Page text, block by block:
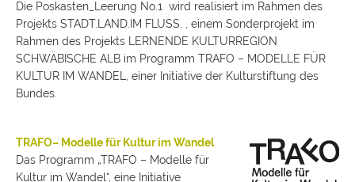
Die Poskasten_Leerung No.1 wird realisiert im Rahmen des
Projekts STADT.LAND.IM FLUSS. , einem Sonderprojekt im
Rahmen des Projekts LERNENDE KULTURREGION
SCHWÄBISCHE ALB im Programm TRAFO – MODELLE FÜR
KULTUR IM WANDEL, einer Initiative der Kulturstiftung des
Bundes.
TRAFO– Modelle für Kultur im Wandel
Das Programm „TRAFO – Modelle für
Kultur im Wandel“, eine Initiative